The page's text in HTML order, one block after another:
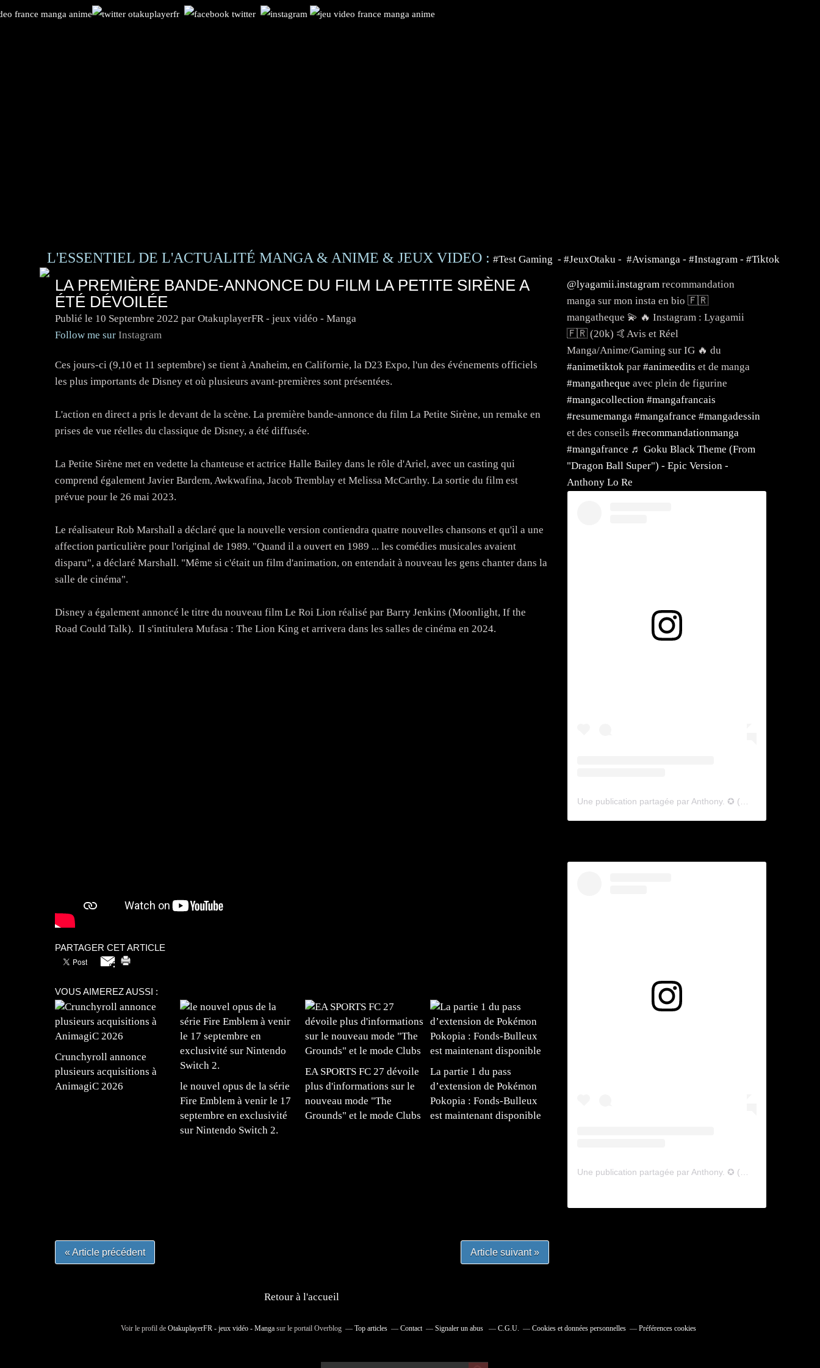
L'ESSENTIEL DE L'ACTUALITÉ MANGA & ANIME & JEUX VIDEO : #Test Gaming - #JeuxOtaku - #Avismanga - #Instagram - #Tiktok
LA PREMIÈRE BANDE-ANNONCE DU FILM LA PETITE SIRÈNE A
ÉTÉ DÉVOILÉE
Publié le 10 Septembre 2022 par OtakuplayerFR - jeux vidéo - Manga
Follow me sur Instagram
Ces jours-ci (9,10 et 11 septembre) se tient à Anaheim, en Californie, la D23 Expo, l'un des événements officiels
les plus importants de Disney et où plusieurs avant-premières sont présentées.
L'action en direct a pris le devant de la scène. La première bande-annonce du film La Petite Sirène, un remake en
prises de vue réelles du classique de Disney, a été diffusée.
La Petite Sirène met en vedette la chanteuse et actrice Halle Bailey dans le rôle d'Ariel, avec un casting qui
comprend également Javier Bardem, Awkwafina, Jacob Tremblay et Melissa McCarthy. La sortie du film est
prévue pour le 26 mai 2023.
Le réalisateur Rob Marshall a déclaré que la nouvelle version contiendra quatre nouvelles chansons et qu'il a une
affection particulière pour l'original de 1989. "Quand il a ouvert en 1989 ... les comédies musicales avaient
disparu", a déclaré Marshall. "Même si c'était un film d'animation, on entendait à nouveau les gens chanter dans la
salle de cinéma".
Disney a également annoncé le titre du nouveau film Le Roi Lion réalisé par Barry Jenkins (Moonlight, If the
Road Could Talk). Il s'intitulera Mufasa : The Lion King et arrivera dans les salles de cinéma en 2024.
PARTAGER CET ARTICLE
VOUS AIMEREZ AUSSI :
Crunchyroll annonce
plusieurs acquisitions à
AnimagiC 2026
le nouvel opus de la série
Fire Emblem à venir le 17
septembre en exclusivité
sur Nintendo Switch 2.
EA SPORTS FC 27 dévoile
plus d'informations sur le
nouveau mode "The
Grounds" et le mode Clubs
La partie 1 du pass
d’extension de Pokémon
Pokopia : Fonds-Bulleux
est maintenant disponible
« Article précédent Article suivant »
Retour à l'accueil
@lyagamii.instagram recommandation
manga sur mon insta en bio 🇫🇷
mangatheque 💫 🔥 Instagram : Lyagamii
🇫🇷 (20k) 🤙Avis et Réel
Manga/Anime/Gaming sur IG 🔥 du
#animetiktok par #animeedits et de manga
#mangatheque avec plein de figurine
#mangacollection #mangafrancais
#resumemanga #mangafrance #mangadessin
et des conseils #recommandationmanga
#mangafrance ♬ Goku Black Theme (From
"Dragon Ball Super") - Epic Version -
Anthony Lo Re
Une publication partagée par Anthony. ✪ (@lyagamii)
Voir le profil de OtakuplayerFR - jeux vidéo - Mangasur le portail Overblog Top articles Contact Signaler un abus C.G.U. Cookies et données personnelles Préférences cookies